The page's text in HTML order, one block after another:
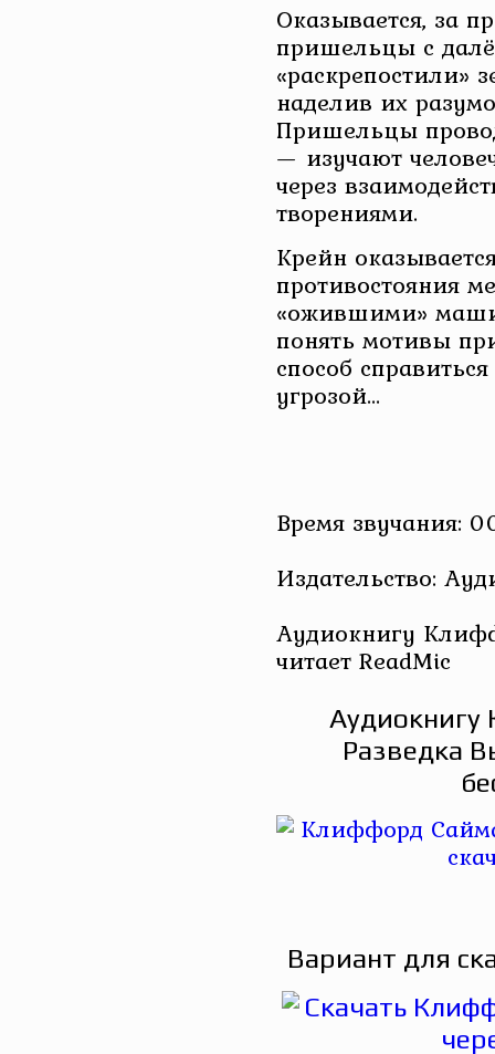
Оказывается, за
пришельцы с
«раскрепостили»
наделив их
Пришельцы
— изучают
через
творениями.
Крейн
противостояния
«ожившими»
понять мотивы
способ
угрозой…
Время звучания:
Издательство:
Аудиокнигу
читает ReadMic
Разведка
Вариант для